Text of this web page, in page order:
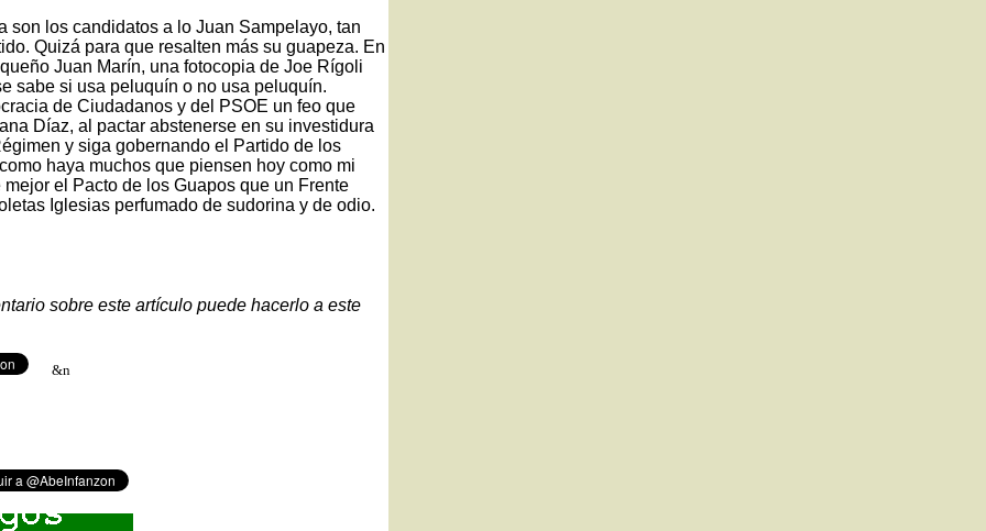
son los candidatos a lo Juan Sampelayo, tan
Quizá para que resalten más su guapeza. En
Juan Marín, una fotocopia de Joe Rígoli
sabe si usa peluquín o no usa peluquín.
de Ciudadanos y del PSOE un feo que
Díaz, al pactar abstenerse en su investidura
y siga gobernando el Partido de los
haya muchos que piensen hoy como mi
el Pacto de los Guapos que un Frente
Iglesias perfumado de sudorina y de odio.
sobre este artículo puede hacerlo a este
&n